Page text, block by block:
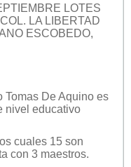
LOTES
LA LIBERTAD
ESCOBEDO,
Tomas De Aquino es
nivel educativo
cuales 15 son
con 3 maestros.